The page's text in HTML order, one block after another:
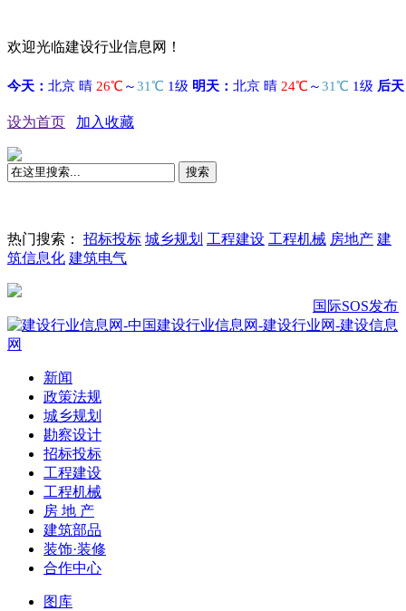
欢迎光临建设行业信息网！
设为首页 加入收藏
搜索
热门搜索： 招标投标 城乡规划 工程建设 工程机械 房地产 建
筑信息化 建筑电气
国际SOS发布《
新闻
政策法规
城乡规划
勘察设计
招标投标
工程建设
工程机械
房 地 产
建筑部品
装饰·装修
合作中心
图库